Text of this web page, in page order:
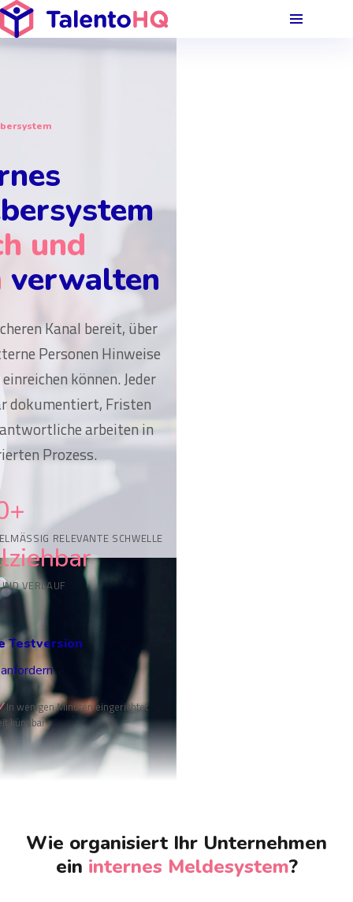
und
verwalten
Kanal bereit, über
Personen Hinweise
können. Jeder
dokumentiert, Fristen
arbeiten in
Prozess.
RELEVANTE SCHWELLE
VERLAUF
Testversion
In wenigen Minuten eingerichtet
kündbar
Wie organisiert Ihr Unternehmen
ein internes Meldesystem?